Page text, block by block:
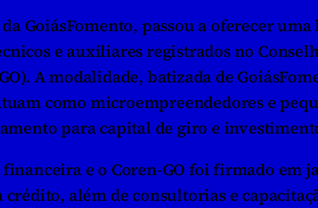
GoiásFomento, passou a oferecer
e auxiliares registrados no
A modalidade, batizada de
como microempreendedores e
para capital de giro e
e o Coren-GO foi firmado em
crédito, além de consultorias e